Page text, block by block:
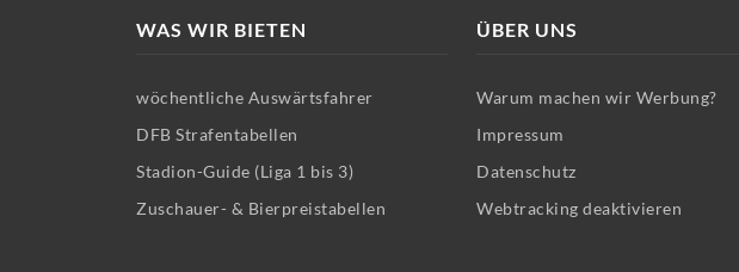
WAS WIR BIETEN
wöchentliche Auswärtsfahrer
DFB Strafentabellen
Stadion-Guide (Liga 1 bis 3)
Zuschauer- & Bierpreistabellen
ÜBER UNS
Warum machen wir Werbung?
Impressum
Datenschutz
Webtracking deaktivieren